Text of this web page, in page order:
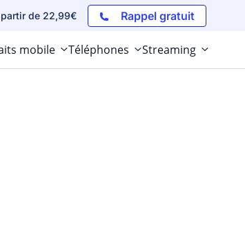
de 22,99€ Rappel gratuit
mobile Téléphones Streaming